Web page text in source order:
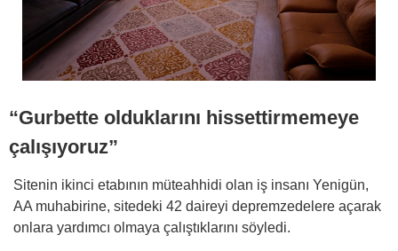
“Gurbette olduklarını hissettirmemeye
çalışıyoruz”
Sitenin ikinci etabının müteahhidi olan iş insanı Yenigün,
AA muhabirine, sitedeki 42 daireyi depremzedelere açarak
onlara yardımcı olmaya çalıştıklarını söyledi.